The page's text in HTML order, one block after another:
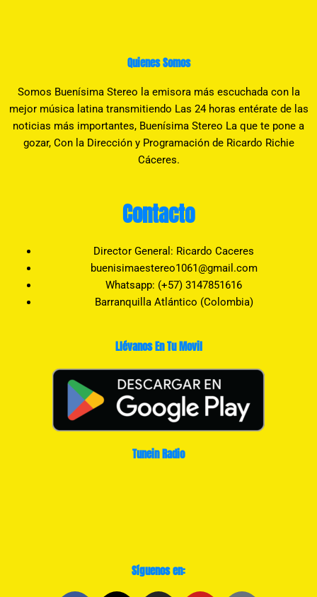
Quienes Somos
Somos Buenísima Stereo la emisora más escuchada con la
mejor música latina transmitiendo Las 24 horas entérate de las
noticias más importantes, Buenísima Stereo La que te pone a
gozar, Con la Dirección y Programación de Ricardo Richie
Cáceres.
Contacto
Director General: Ricardo Caceres
buenisimaestereo1061@gmail.com
Whatsapp: (+57) 3147851616
Barranquilla Atlántico (Colombia)
Llévanos En Tu Movil
Tunein Radio
Síguenos en: